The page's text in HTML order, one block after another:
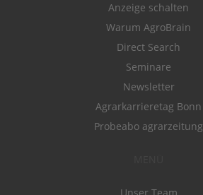
Anzeige schalten
Warum AgroBrain
Direct Search
Seminare
Newsletter
Agrarkarrieretag Bonn
Probeabo agrarzeitung